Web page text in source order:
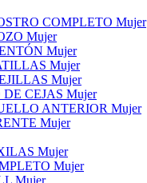
COMPLETO Mujer
Mujer
Mujer
Mujer
Mujer
CEJAS Mujer
ANTERIOR Mujer
Mujer
Mujer
Mujer
Mujer